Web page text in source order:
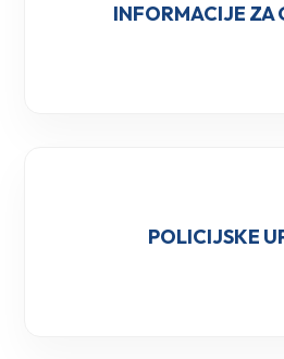
INFORMACIJE ZA
POLICIJSKE